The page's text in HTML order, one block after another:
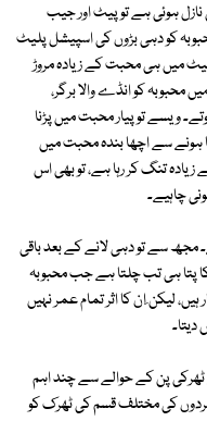
ہوئی ہے تو پیٹ اور جیب
کو دہی بڑوں کی اسپیشل پلیٹ
میں ہی محبت کے زیادہ مروڑ
محبوبہ کو انڈے والا برگر،
ویسے تو پیار محبت میں پڑنا
ہونے سے اچھا بندہ محبت میں
تنگ کر رہا ہے، تو بھی اس
چاہیے۔
سے تو دہی لانے کے بعد باقی
پتا ہی تب چلتا ہے جب محبوبہ
لیکن ِان کا اثر تمام عمر نہیں
پن کے حوالے سے چند اہم
کی مختلف قسم کی ٹھرک کو